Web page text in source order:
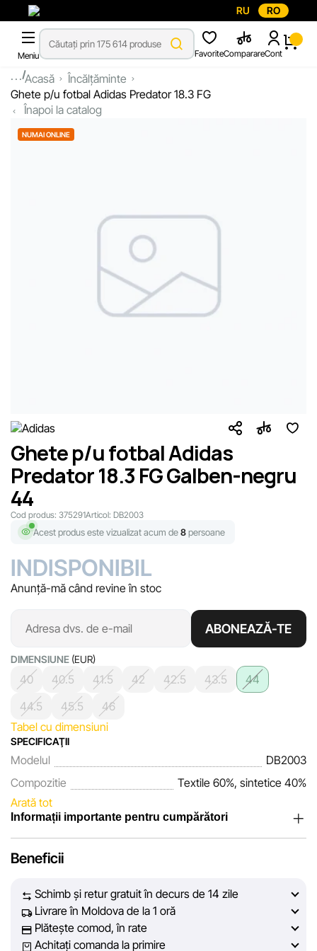
RU RO
Meniu FavoriteComparareCont
...Acasă
Încălțăminte
Ghete p/u fotbal Adidas Predator 18.3 FG
Înapoi la catalog
NUMAI ONLINE
Ghete p/u fotbal Adidas
Predator 18.3 FG Galben-negru
44
Cod produs: 375291Articol: DB2003
Acest produs este vizualizat acum de8persoane
INDISPONIBIL
Anunță-mă când revine în stoc
ABONEAZĂ-TE
DIMENSIUNE (EUR)
40 40.5 41.5 42 42.5 43.5
44
44.5
45.5
46
Tabel cu dimensiuni
SPECIFICAŢII
Modelul
DB2003
Compozitie
Textile 60%, sintetice 40%
Arată tot
Informații importante pentru cumpărători
încrederea clienților noștri. În fiecare zi depunem eforturi
prezentate pe site să fie cât mai complete, obiective și
actuale. Scopul nostru este să vă oferim informații corecte și
veridice, pentru ca dvs. să puteți lua cea mai bună decizie
Beneficii
Schimb și retur gratuit în decurs de 14 zile
Livrare în Moldova de la 1 oră
Plătește comod, în rate
Achitați comanda la primire